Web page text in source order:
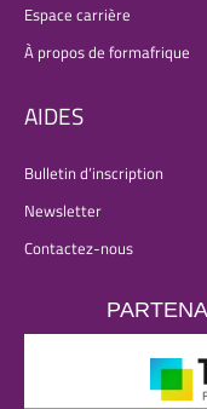
Espace carrière
À propos de formafrique
AIDES
Bulletin d’inscription
Newsletter
Contactez-nous